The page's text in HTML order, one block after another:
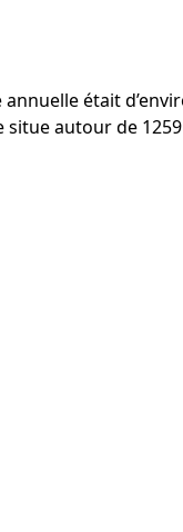
était
situe autour de